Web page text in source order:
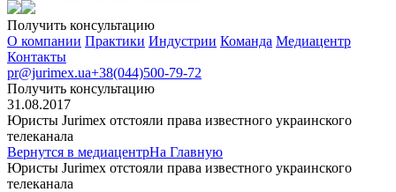
Получить консультацию
О компании Практики Индустрии Команда Медиацентр
Контакты
pr@jurimex.ua+38(044)500-79-72
Получить консультацию
31.08.2017
Юристы Jurimex отстояли права известного украинского
телеканала
Вернутся в медиацентрНа Главную
Юристы Jurimex отстояли права известного украинского
телеканала